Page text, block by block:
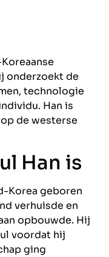
onderzoekt de
technologie
Han is
de westerse
Han is
Korea geboren
verhuisde en
opbouwde. Hij
voordat hij
ging